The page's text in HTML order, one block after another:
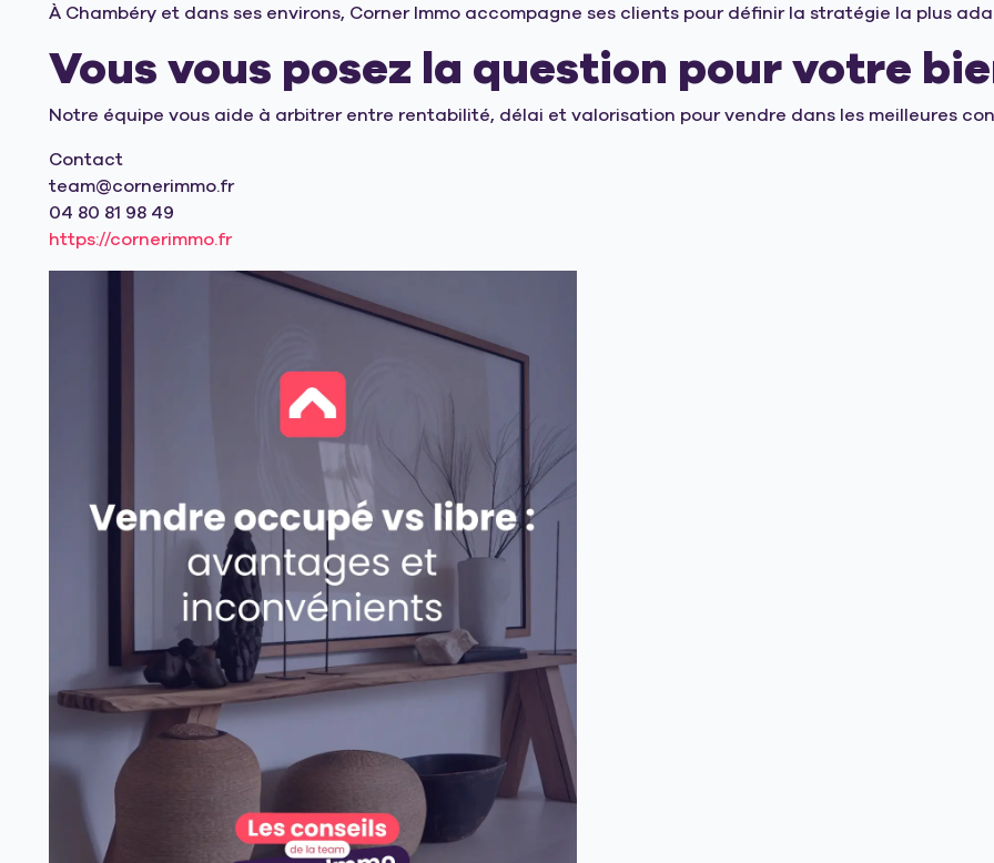
À Chambéry et dans ses environs, Corner Immo accompagne ses clients pour définir la stratégie la plus
Vous vous posez la question pour votre
Notre équipe vous aide à arbitrer entre rentabilité, délai et valorisation pour vendre dans les meilleures
Contact
team@cornerimmo.fr
04 80 81 98 49
https://cornerimmo.fr